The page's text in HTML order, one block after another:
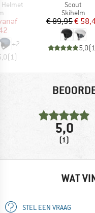
prijs
+2
(1)
Artikel
Scout
Skihelm
Prijs
€ 89,95€
5,0(1
5,0
(1)
WAT
STEL EEN VRAAG